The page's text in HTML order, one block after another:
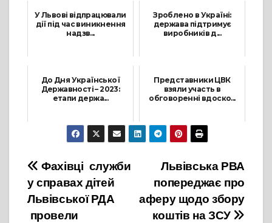
У Львові відпрацювали
дії під час виникнення
надзв...
Зроблено в Україні:
держава підтримує
виробників д...
До Дня Української
Державності – 2023:
етапи держа...
27 Липня, 2023
Представники ЦВК
взяли участь в
обговоренні вдоско...
23 Лютого, 2023
Навігація
записів
Львівська РВА
попереджає про
аферу щодо збору
коштів на ЗСУ
Фахівці служби
у справах дітей
Львівської РДА
провели